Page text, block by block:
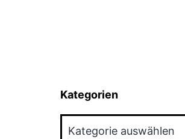
Kategorien